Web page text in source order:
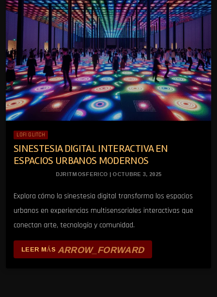
LOFI GLITCH
SINESTESIA DIGITAL INTERACTIVA EN
ESPACIOS URBANOS MODERNOS
DJRITMOSFERICO | OCTUBRE 3, 2025
Explora cómo la sinestesia digital transforma los espacios
urbanos en experiencias multisensoriales interactivas que
conectan arte, tecnología y comunidad.
LEER MÁS ARROW_FORWARD